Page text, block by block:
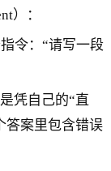
）：
令：“请写一段
凭自己的“直
答案里包含错误